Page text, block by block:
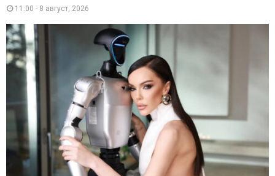
11:00 - 8 август, 2026